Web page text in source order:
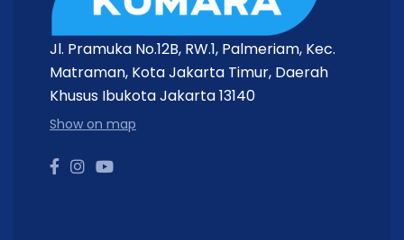
Jl. Pramuka No.12B, RW.1, Palmeriam, Kec.
Matraman, Kota Jakarta Timur, Daerah
Khusus Ibukota Jakarta 13140
Show on map